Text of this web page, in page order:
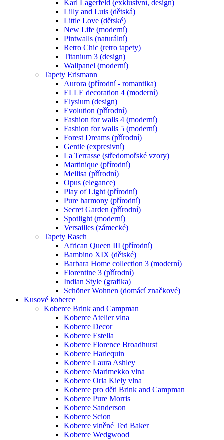
Karl Lagerfeld (exklusivní, design)
Lilly and Luis (dětská)
Little Love (dětské)
New Life (moderní)
Pintwalls (naturální)
Retro Chic (retro tapety)
Titanium 3 (design)
Wallpanel (moderní)
Tapety Erismann
Aurora (přírodní - romantika)
ELLE decoration 4 (moderní)
Elysium (design)
Evolution (přírodní)
Fashion for walls 4 (moderní)
Fashion for walls 5 (moderní)
Forest Dreams (přírodní)
Gentle (expresivní)
La Terrasse (středomořské vzory)
Martinique (přírodní)
Mellisa (přírodní)
Opus (elegance)
Play of Light (přírodní)
Pure harmony (přírodní)
Secret Garden (přírodní)
Spotlight (moderní)
Versailles (zámecké)
Tapety Rasch
African Queen III (přírodní)
Bambino XIX (dětské)
Barbara Home collection 3 (moderní)
Florentine 3 (přírodní)
Indian Style (grafika)
Schöner Wohnen (domácí značkové)
Kusové koberce
Koberce Brink and Campman
Koberce Atelier vlna
Koberce Decor
Koberce Estella
Koberce Florence Broadhurst
Koberce Harlequin
Koberce Laura Ashley
Koberce Marimekko vlna
Koberce Orla Kiely vlna
Koberce pro děti Brink and Campman
Koberce Pure Morris
Koberce Sanderson
Koberce Scion
Koberce vlněné Ted Baker
Koberce Wedgwood